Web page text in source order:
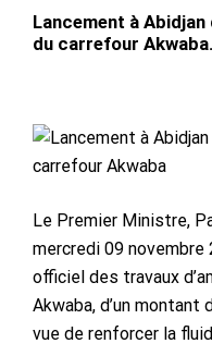
Lancement à Abidjan
du carrefour Akwaba.
Le Premier Ministre,
mercredi 09 novembre
officiel des travaux
Akwaba, d’un montant
vue de renforcer la